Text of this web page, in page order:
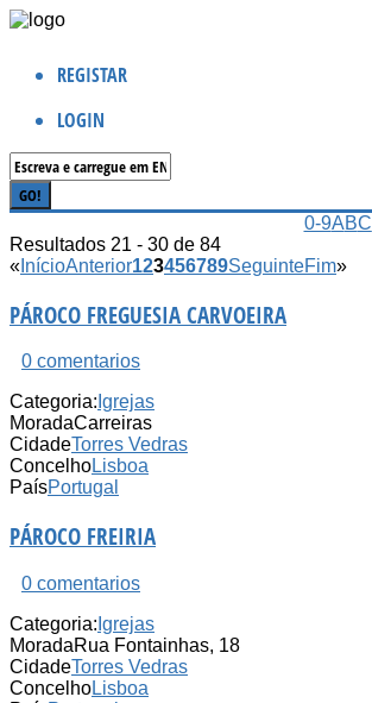
REGISTAR
LOGIN
0-9ABC
Resultados 21 - 30 de 84
« InícioAnterior123456789SeguinteFim»
PÁROCO FREGUESIA CARVOEIRA
0 comentarios
Categoria: Igrejas
MoradaCarreiras
CidadeTorres Vedras
ConcelhoLisboa
PaísPortugal
PÁROCO FREIRIA
0 comentarios
Categoria: Igrejas
MoradaRua Fontainhas, 18
CidadeTorres Vedras
ConcelhoLisboa